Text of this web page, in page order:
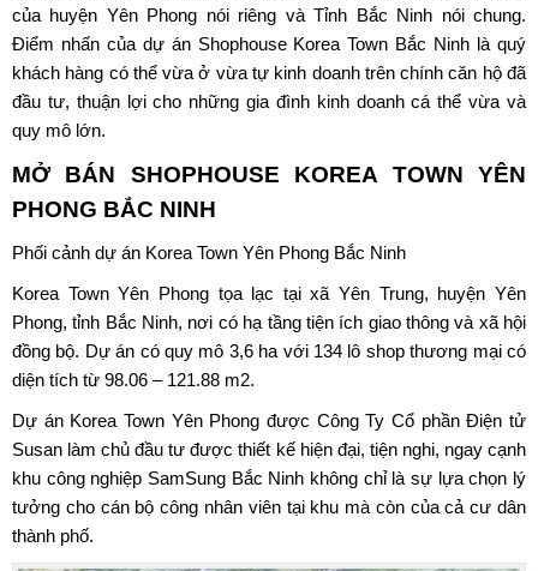
của huyện Yên Phong nói riêng và Tỉnh Bắc Ninh nói chung.
Điểm nhấn của dự án Shophouse Korea Town Bắc Ninh là quý
khách hàng có thể vừa ở vừa tự kinh doanh trên chính căn hộ đã
đầu tư, thuận lợi cho những gia đình kinh doanh cá thể vừa và
quy mô lớn.
MỞ BÁN SHOPHOUSE KOREA TOWN YÊN
PHONG BẮC NINH
Phối cảnh dự án Korea Town Yên Phong Bắc Ninh
Korea Town Yên Phong tọa lạc tại xã Yên Trung, huyện Yên
Phong, tỉnh Bắc Ninh, nơi có hạ tầng tiện ích giao thông và xã hội
đồng bộ. Dự án có quy mô 3,6 ha với 134 lô shop thương mại có
diện tích từ 98.06 – 121.88 m2.
Dự án Korea Town Yên Phong được Công Ty Cổ phần Điện tử
Susan làm chủ đầu tư được thiết kế hiện đại, tiện nghi, ngay cạnh
khu công nghiệp SamSung Bắc Ninh không chỉ là sự lựa chọn lý
tưởng cho cán bộ công nhân viên tại khu mà còn của cả cư dân
thành phố.